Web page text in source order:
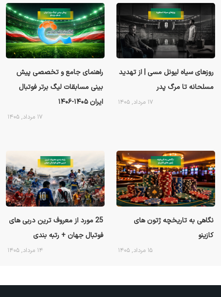
روزهای سیاه لیونل مسی | از تهدید
مسلحانه تا مرگ پدر
۱۷ مرداد, ۱۴۰۵
راهنمای جامع و تخصصی پیش
بینی مسابقات لیگ برتر فوتبال
ایران ۱۴۰۵-۱۴۰۶
۱۷ مرداد, ۱۴۰۵
نگاهی به تاریخچه ژتون های
کازینو
۱۵ مرداد, ۱۴۰۵
25 مورد از معروف ترین دربی های
فوتبال جهان + رتبه بندی
۱۴ مرداد, ۱۴۰۵